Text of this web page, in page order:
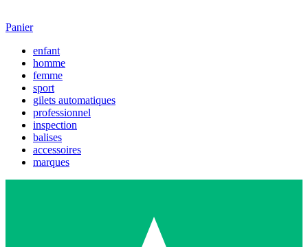
Panier
enfant
homme
femme
sport
gilets automatiques
professionnel
inspection
balises
accessoires
marques